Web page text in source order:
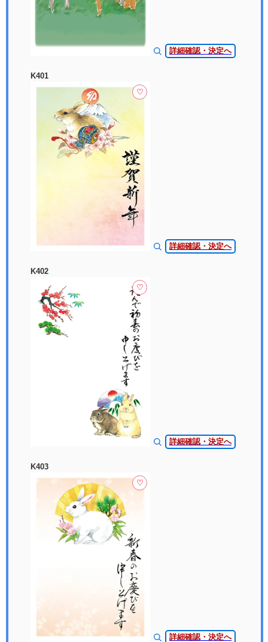
詳細確認・決定へ
K401
♡
詳細確認・決定へ
K402
♡
詳細確認・決定へ
K403
♡
詳細確認・決定へ